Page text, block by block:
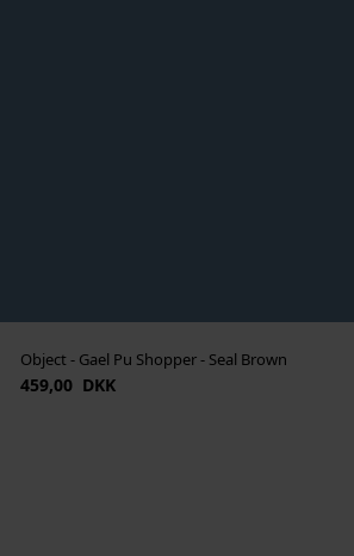
Object - Gael Pu Shopper - Seal Brown
459,00 DKK